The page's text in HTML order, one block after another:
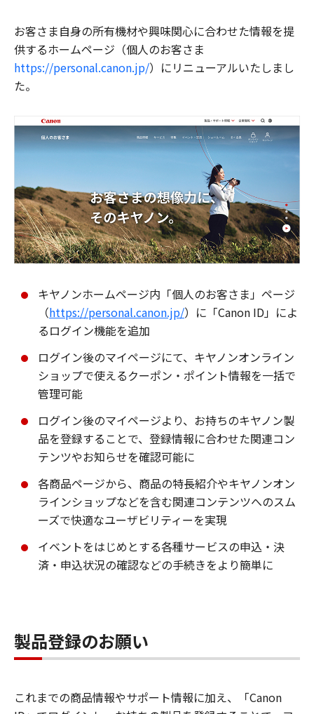
お客さま自身の所有機材や興味関心に合わせた情報を提
供するホームページ（個人のお客さま
https://personal.canon.jp/）にリニューアルいたしまし
た。
キヤノンホームページ内「個人のお客さま」ページ
（https://personal.canon.jp/）に「Canon ID」によ
るログイン機能を追加
ログイン後のマイページにて、キヤノンオンライン
ショップで使えるクーポン・ポイント情報を一括で
管理可能
ログイン後のマイページより、お持ちのキヤノン製
品を登録することで、登録情報に合わせた関連コン
テンツやお知らせを確認可能に
各商品ページから、商品の特長紹介やキヤノンオン
ラインショップなどを含む関連コンテンツへのスム
ーズで快適なユーザビリティーを実現
イベントをはじめとする各種サービスの申込・決
済・申込状況の確認などの手続きをより簡単に
製品登録のお願い
これまでの商品情報やサポート情報に加え、「Canon